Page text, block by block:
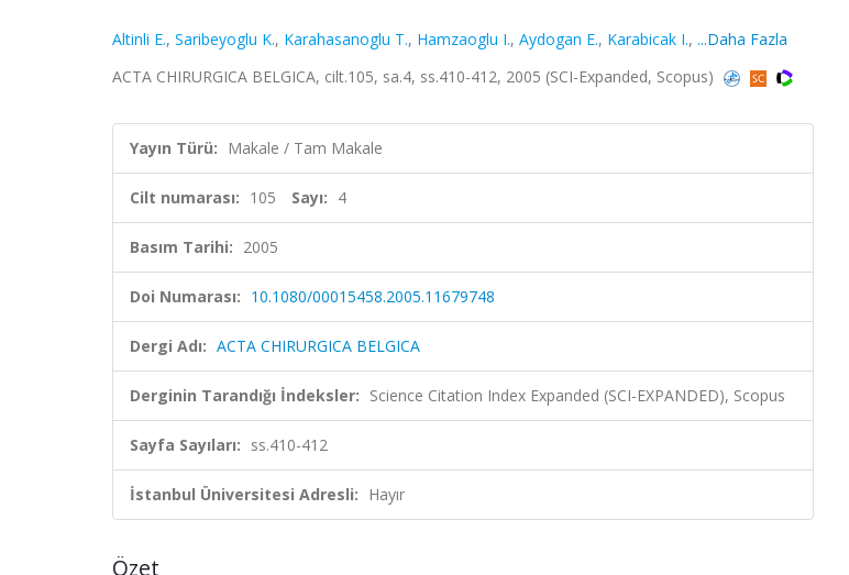
Altinli E., Saribeyoglu K., Karahasanoglu T., Hamzaoglu I., Aydogan E., Karabicak I., ...Daha Fazla
ACTA CHIRURGICA BELGICA, cilt.105, sa.4, ss.410-412, 2005 (SCI-Expanded, Scopus)
Yayın Türü: Makale / Tam Makale
Cilt numarası: 105 Sayı: 4
Basım Tarihi: 2005
Doi Numarası: 10.1080/00015458.2005.11679748
Dergi Adı: ACTA CHIRURGICA BELGICA
Derginin Tarandığı İndeksler: Science Citation Index Expanded (SCI-EXPANDED), Scopus
Sayfa Sayıları: ss.410-412
İstanbul Üniversitesi Adresli: Hayır
Özet